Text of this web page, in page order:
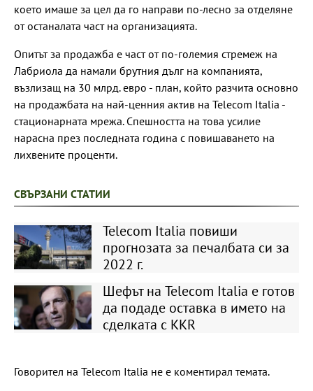
което имаше за цел да го направи по-лесно за отделяне
от останалата част на организацията.
Опитът за продажба е част от по-големия стремеж на
Лабриола да намали брутния дълг на компанията,
възлизащ на 30 млрд. евро - план, който разчита основно
на продажбата на най-ценния актив на Telecom Italia -
стационарната мрежа. Спешността на това усилие
нарасна през последната година с повишаването на
лихвените проценти.
СВЪРЗАНИ СТАТИИ
Telecom Italia повиши
прогнозата за печалбата си за
2022 г.
Шефът на Telecom Italia е готов
да подаде оставка в името на
сделката с KKR
Говорител на Telecom Italia не е коментирал темата.